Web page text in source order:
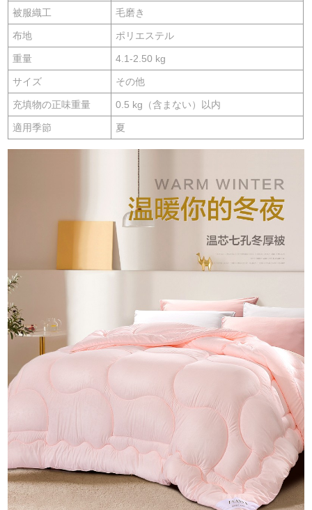
被服織工 毛磨き
布地 ポリエステル
重量 4.1-2.50 kg
サイズ その他
充填物の正味重量 0.5 kg（含まない）以内
適用季節 夏